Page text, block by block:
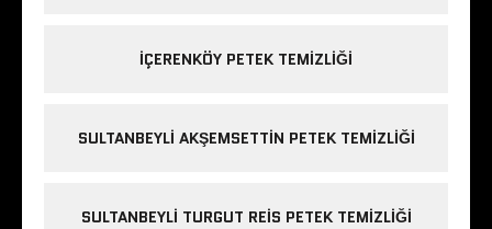
IÇERENKÖY PETEK TEMIZLIĞI
SULTANBEYLI AKŞEMSETTIN PETEK TEMIZLIĞI
SULTANBEYLI TURGUT REIS PETEK TEMIZLIĞI